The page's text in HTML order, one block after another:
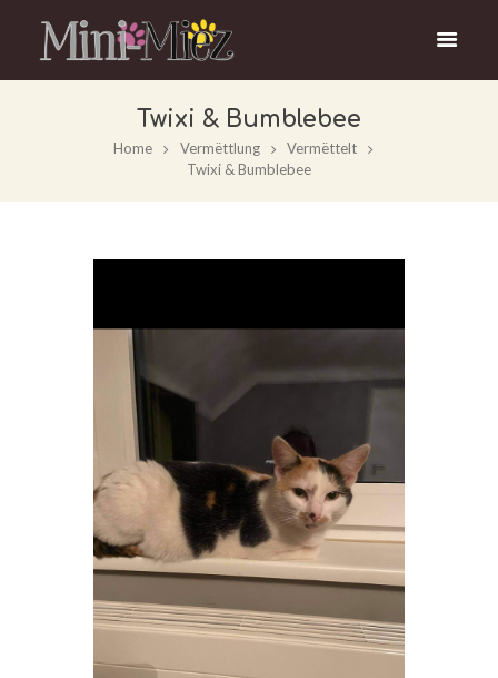
Twixi & Bumblebee
Home Vermëttlung
Vermëttelt
Twixi & Bumblebee